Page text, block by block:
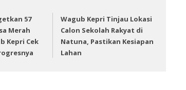
57
Merah
Kepri Cek
Wagub Kepri Tinjau Lokasi
Calon Sekolah Rakyat di
Natuna, Pastikan Kesiapan
Lahan